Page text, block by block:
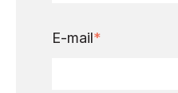
E-mail*